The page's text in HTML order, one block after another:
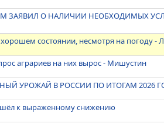
ЗАЯВИЛ О НАЛИЧИИ НЕОБХОДИМЫХ
состоянии, несмотря на погоду -
аграриев на них вырос - Мишустин
УРОЖАЙ В РОССИИ ПО ИТОГАМ 2026
к выраженному снижению